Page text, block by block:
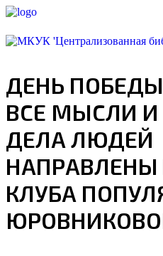
ДЕНЬ
ВСЕ МЫСЛИ И
ДЕЛА ЛЮДЕЙ
НАПРАВЛЕНЫ
КЛУБА